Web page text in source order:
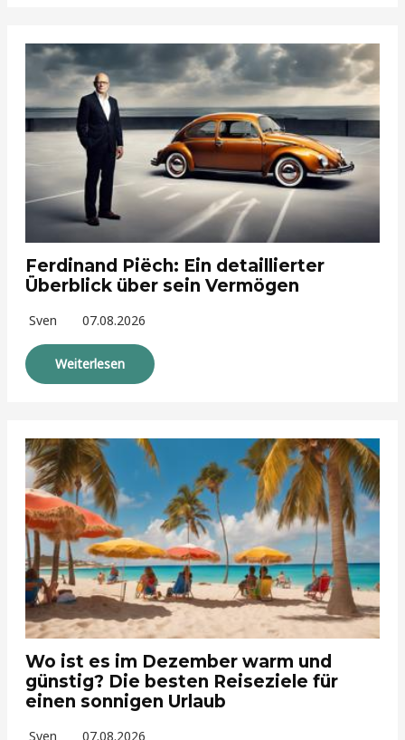
Ferdinand Piëch: Ein detaillierter
Überblick über sein Vermögen
Sven 07.08.2026
Weiterlesen
Wo ist es im Dezember warm und
günstig? Die besten Reiseziele für
einen sonnigen Urlaub
Sven 07.08.2026